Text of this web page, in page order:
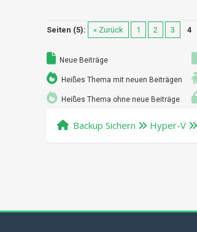
Seiten (5): « Zurück 1 2 3 4
Neue Beiträge
Heißes Thema mit neuen Beiträgen
Heißes Thema ohne neue Beiträge
Backup Sichern Hyper-V